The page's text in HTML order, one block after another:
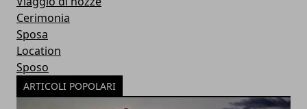
Cerimonia
Sposa
Location
Sposo
ARTICOLI POPOLARI